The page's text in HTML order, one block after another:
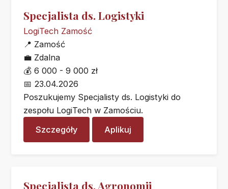
Specjalista ds. Logistyki
LogiTech Zamość
📍 Zamość
💼 Zdalna
💰 6 000 - 9 000 zł
📅 23.04.2026
Poszukujemy Specjalisty ds. Logistyki do
zespołu LogiTech w Zamościu.
Szczegóły
Aplikuj
Specjalista ds. Agronomii